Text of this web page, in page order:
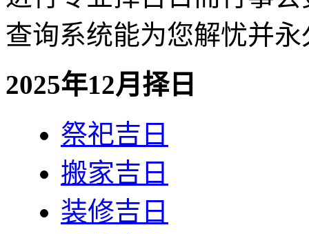
查询系统能为您解忧并
2025年12月择日
祭祀吉日
搬家吉日
装修吉日